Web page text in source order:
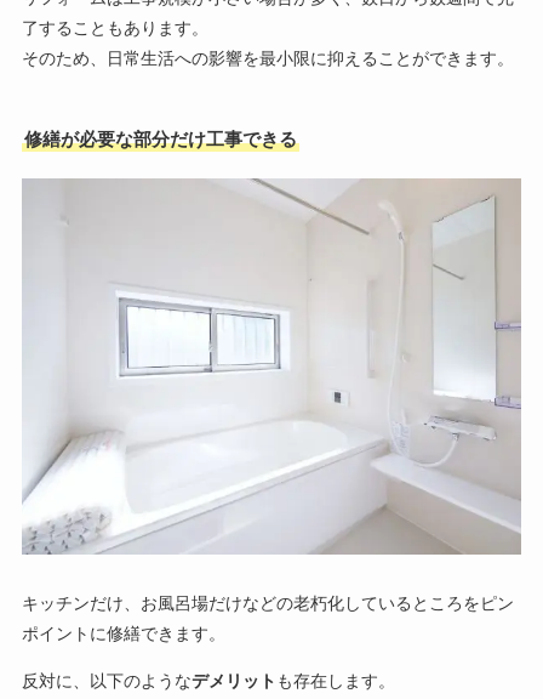
了することもあります。
そのため、日常生活への影響を最小限に抑えることができます。
修繕が必要な部分だけ工事できる
キッチンだけ、お風呂場だけなどの老朽化しているところをピン
ポイントに修繕できます。
反対に、以下のようなデメリット も存在します。